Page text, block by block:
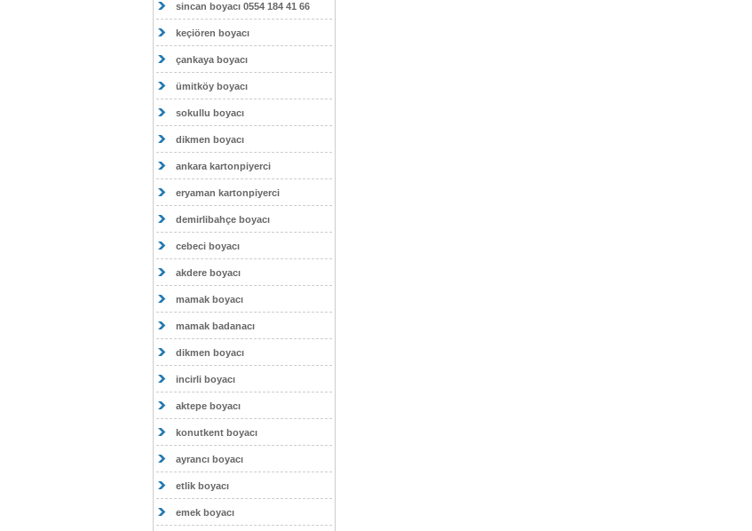
sincan boyacı 0554 184 41 66
keçiören boyacı
çankaya boyacı
ümitköy boyacı
sokullu boyacı
dikmen boyacı
ankara kartonpiyerci
eryaman kartonpiyerci
demirlibahçe boyacı
cebeci boyacı
akdere boyacı
mamak boyacı
mamak badanacı
dikmen boyacı
incirli boyacı
aktepe boyacı
konutkent boyacı
ayrancı boyacı
etlik boyacı
emek boyacı